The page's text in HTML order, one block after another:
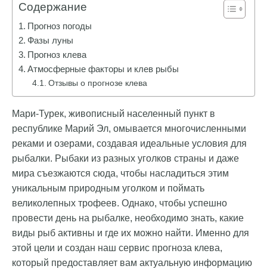
Содержание
Прогноз погоды
Фазы луны
Прогноз клева
Атмосферные факторы и клев рыбы
Отзывы о прогнозе клева
Мари-Турек, живописный населенный пункт в
республике Марий Эл, омывается многочисленными
реками и озерами, создавая идеальные условия для
рыбалки. Рыбаки из разных уголков страны и даже
мира съезжаются сюда, чтобы насладиться этим
уникальным природным уголком и поймать
великолепных трофеев. Однако, чтобы успешно
провести день на рыбалке, необходимо знать, какие
виды рыб активны и где их можно найти. Именно для
этой цели и создан наш сервис прогноза клева,
который предоставляет вам актуальную информацию